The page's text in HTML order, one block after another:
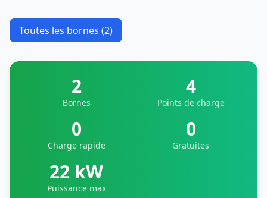
Toutes les bornes (2)
2
Bornes
4
Points de charge
0
Charge rapide
0
Gratuites
22 kW
Puissance max